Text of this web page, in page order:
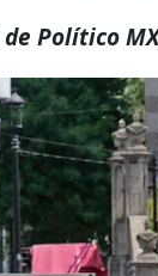
Político